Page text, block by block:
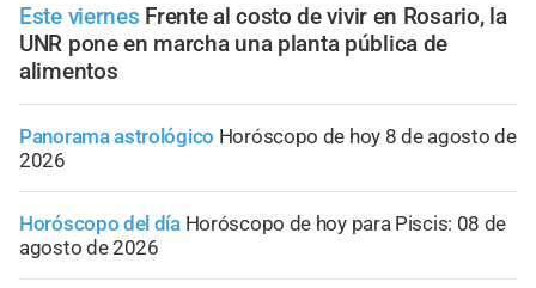
Este viernes Frente al costo de vivir en Rosario, la
UNR pone en marcha una planta pública de
alimentos
Panorama astrológico Horóscopo de hoy 8 de agosto de
2026
Horóscopo del día Horóscopo de hoy para Piscis: 08 de
agosto de 2026